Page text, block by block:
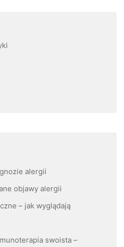
alergii
objawy alergii
– jak wyglądają
swoista –